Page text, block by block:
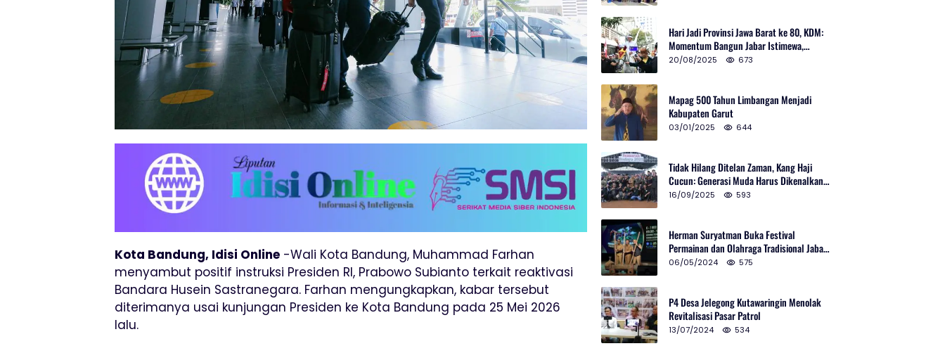
Kota Bandung, Idisi Online -Wali Kota Bandung, Muhammad Farhan
menyambut positif instruksi Presiden RI, Prabowo Subianto terkait reaktivasi
Bandara Husein Sastranegara. Farhan mengungkapkan, kabar tersebut
diterimanya usai kunjungan Presiden ke Kota Bandung pada 25 Mei 2026
lalu.
Hari Jadi Provinsi Jawa Barat ke 80, KDM:
Momentum Bangun Jabar Istimewa,
Lembur di Urus Kota Ditata
20/08/2025 673
Mapag 500 Tahun Limbangan Menjadi
Kabupaten Garut
03/01/2025 644
Tidak Hilang Ditelan Zaman, Kang Haji
Cucun: Generasi Muda Harus Dikenalkan
Pencak Silat
16/09/2025 593
Herman Suryatman Buka Festival
Permainan dan Olahraga Tradisional Jabar
2024 di Gedung Teater Tertutup
06/05/2024 575
P4 Desa Jelegong Kutawaringin Menolak
Revitalisasi Pasar Patrol
13/07/2024 534